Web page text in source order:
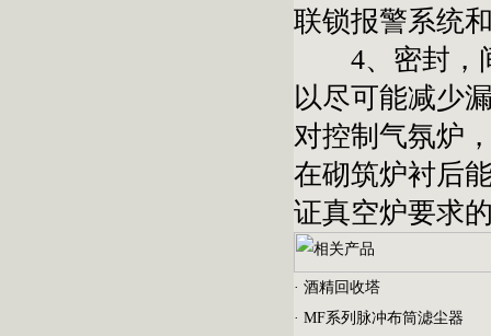
联锁报警系统
4、密封，间
以尽可能减少
对控制气氛炉
在砌筑炉衬后
证真空炉要求
· 酒精回收塔
· MF系列脉冲布筒滤尘器